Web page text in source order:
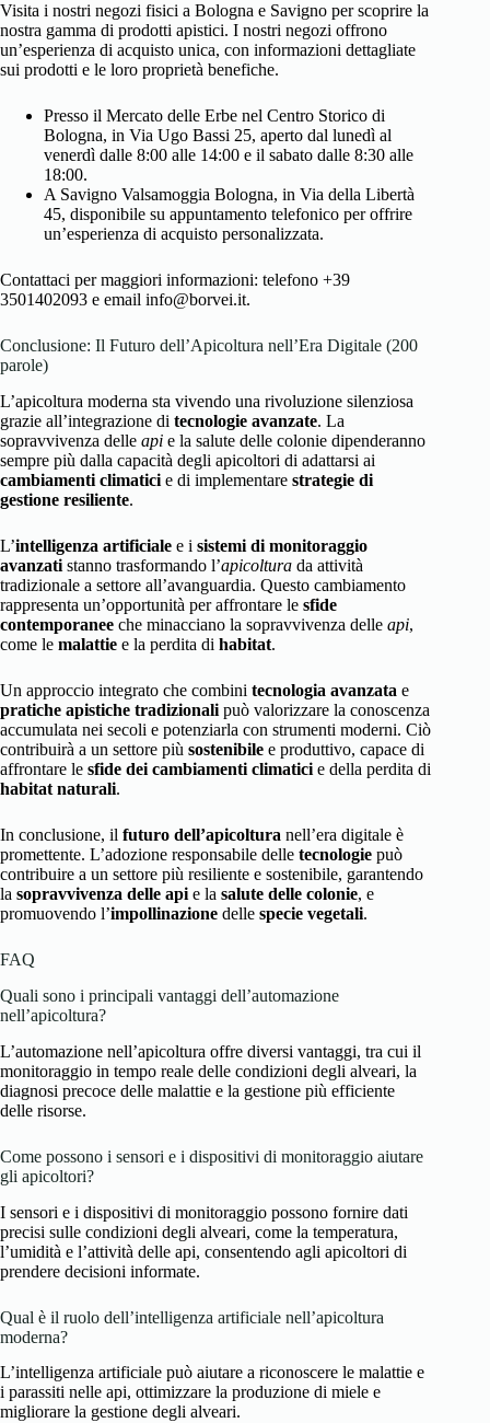
Visita i nostri negozi fisici a Bologna e Savigno per scoprire la
nostra gamma di prodotti apistici. I nostri negozi offrono
un’esperienza di acquisto unica, con informazioni dettagliate
sui prodotti e le loro proprietà benefiche.
Presso il Mercato delle Erbe nel Centro Storico di
Bologna, in Via Ugo Bassi 25, aperto dal lunedì al
venerdì dalle 8:00 alle 14:00 e il sabato dalle 8:30 alle
18:00.
A Savigno Valsamoggia Bologna, in Via della Libertà
45, disponibile su appuntamento telefonico per offrire
un’esperienza di acquisto personalizzata.
Contattaci per maggiori informazioni: telefono +39
3501402093 e email info@borvei.it.
Conclusione: Il Futuro dell’Apicoltura nell’Era Digitale (200
parole)
L’apicoltura moderna sta vivendo una rivoluzione silenziosa
grazie all’integrazione di tecnologie avanzate. La
sopravvivenza delle api e la salute delle colonie dipenderanno
sempre più dalla capacità degli apicoltori di adattarsi ai
cambiamenti climatici e di implementare strategie di
gestione resiliente.
L’intelligenza artificiale e i sistemi di monitoraggio
avanzati stanno trasformando l’apicoltura da attività
tradizionale a settore all’avanguardia. Questo cambiamento
rappresenta un’opportunità per affrontare le sfide
contemporanee che minacciano la sopravvivenza delle api,
come le malattie e la perdita di habitat.
Un approccio integrato che combini tecnologia avanzata e
pratiche apistiche tradizionali può valorizzare la conoscenza
accumulata nei secoli e potenziarla con strumenti moderni. Ciò
contribuirà a un settore più sostenibile e produttivo, capace di
affrontare le sfide dei cambiamenti climatici e della perdita di
habitat naturali.
In conclusione, il futuro dell’apicoltura nell’era digitale è
promettente. L’adozione responsabile delle tecnologie può
contribuire a un settore più resiliente e sostenibile, garantendo
la sopravvivenza delle api e la salute delle colonie, e
promuovendo l’impollinazione delle specie vegetali.
FAQ
Quali sono i principali vantaggi dell’automazione
nell’apicoltura?
L’automazione nell’apicoltura offre diversi vantaggi, tra cui il
monitoraggio in tempo reale delle condizioni degli alveari, la
diagnosi precoce delle malattie e la gestione più efficiente
delle risorse.
Come possono i sensori e i dispositivi di monitoraggio aiutare
gli apicoltori?
I sensori e i dispositivi di monitoraggio possono fornire dati
precisi sulle condizioni degli alveari, come la temperatura,
l’umidità e l’attività delle api, consentendo agli apicoltori di
prendere decisioni informate.
Qual è il ruolo dell’intelligenza artificiale nell’apicoltura
moderna?
L’intelligenza artificiale può aiutare a riconoscere le malattie e
i parassiti nelle api, ottimizzare la produzione di miele e
migliorare la gestione degli alveari.